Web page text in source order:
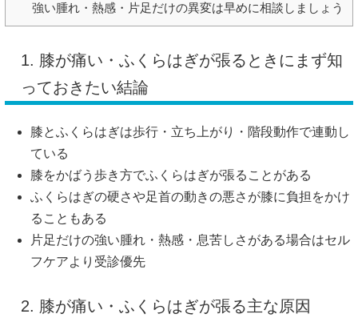
強い腫れ・熱感・片足だけの異変は早めに相談しましょう
1. 膝が痛い・ふくらはぎが張るときにまず知
っておきたい結論
膝とふくらはぎは歩行・立ち上がり・階段動作で連動し
ている
膝をかばう歩き方でふくらはぎが張ることがある
ふくらはぎの硬さや足首の動きの悪さが膝に負担をかけ
ることもある
片足だけの強い腫れ・熱感・息苦しさがある場合はセル
フケアより受診優先
2. 膝が痛い・ふくらはぎが張る主な原因